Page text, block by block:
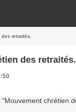
retraités.
des retraités.